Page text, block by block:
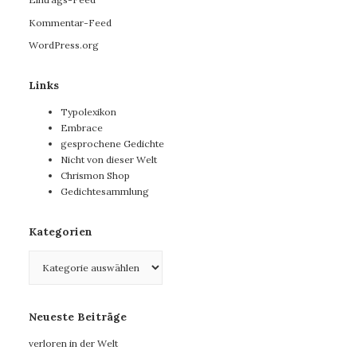
Kommentar-Feed
WordPress.org
Links
Typolexikon
Embrace
gesprochene Gedichte
Nicht von dieser Welt
Chrismon Shop
Gedichtesammlung
Kategorien
Neueste Beiträge
verloren in der Welt